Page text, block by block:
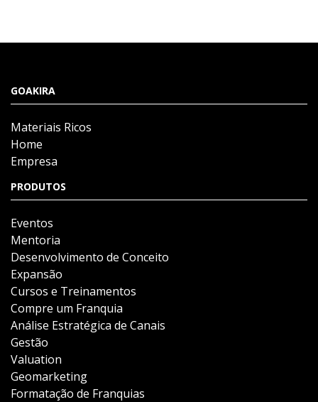
GOAKIRA
Materiais Ricos
Home
Empresa
PRODUTOS
Eventos
Mentoria
Desenvolvimento de Conceito
Expansão
Cursos e Treinamentos
Compre um Franquia
Análise Estratégica de Canais
Gestão
Valuation
Geomarketing
Formatação de Franquias